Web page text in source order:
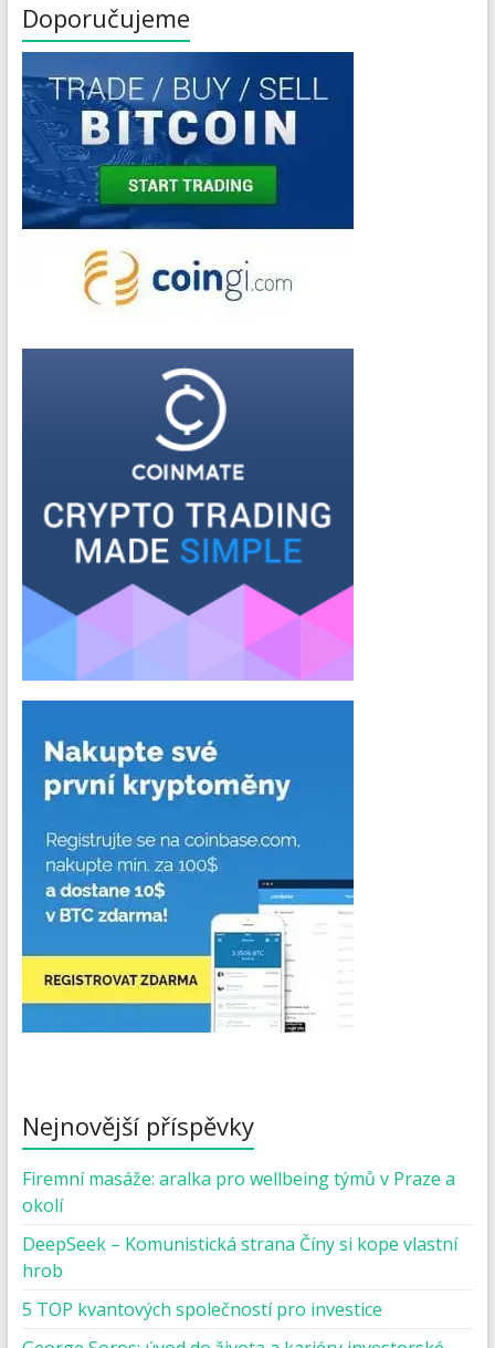
Doporučujeme
Nejnovější příspěvky
Firemní masáže: aralka pro wellbeing týmů v Praze a
okolí
DeepSeek – Komunistická strana Číny si kope vlastní
hrob
5 TOP kvantových společností pro investice